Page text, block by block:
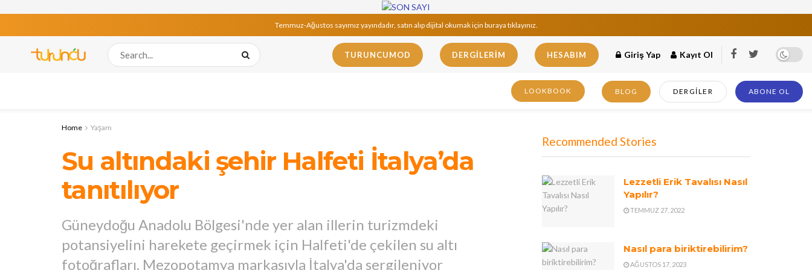
Temmuz-Ağustos sayımız yayındadır, satın alıp dijital okumak için buraya tıklayınız.
TURUNCUMOD DERGILERIM HESABIM Giriş Yap Kayıt Ol
LOOKBOOK BLOG DERGILER ABONE OL
Home Yaşam
Su altındaki şehir Halfeti İtalya’da
tanıtılıyor
Güneydoğu Anadolu Bölgesi'nde yer alan illerin turizmdeki
potansiyelini harekete geçirmek için Halfeti'de çekilen su altı
fotoğrafları, Mezopotamya markasıyla İtalya'da sergileniyor
Recommended Stories
Lezzetli Erik Tavalısı Nasıl
Yapılır?
TEMMUZ 27, 2022
Nasıl para biriktirebilirim?
AĞUSTOS 17, 2023